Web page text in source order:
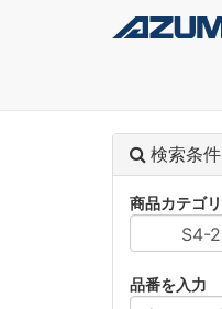
検索条件
商品カテゴリ
品番を入力